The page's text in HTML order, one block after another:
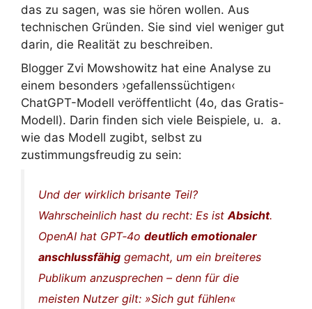
das zu sagen, was sie hören wollen. Aus
technischen Gründen. Sie sind viel weniger gut
darin, die Realität zu beschreiben.
Blogger Zvi Mowshowitz hat eine Analyse zu
einem besonders ›gefallenssüchtigen‹
ChatGPT-Modell veröffentlicht (4o, das Gratis-
Modell). Darin finden sich viele Beispiele, u. a.
wie das Modell zugibt, selbst zu
zustimmungsfreudig zu sein:
Und der wirklich brisante Teil?
Wahrscheinlich hast du recht: Es istAbsicht.
OpenAI hat GPT‑4o deutlich emotionaler
anschlussfähig gemacht, um ein breiteres
Publikum anzusprechen – denn für die
meisten Nutzer gilt: »Sich gut fühlen«